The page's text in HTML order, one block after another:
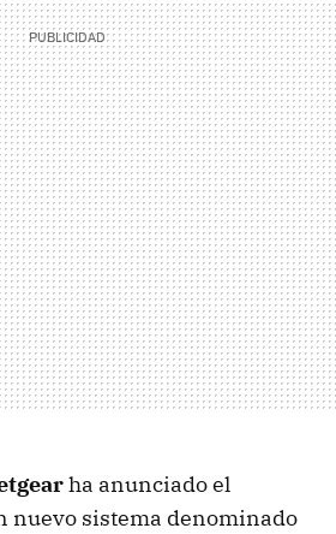
ha anunciado el
nuevo sistema denominado